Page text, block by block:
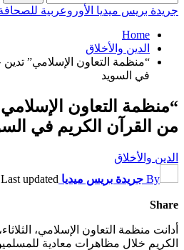
جريدة بريس ميديا الأوروعربية
Home
الدين والأخلاق
“منظمة التعاون الإسلامي”
في السويد
“منظمة التعاون
من القرآن الكريم في
الدين والأخلاق
By جريدة بريس ميديا Last updated
Share
أدانت منظمة التعاون الإسلامي،
الكريم خلال مظاهرات معادية